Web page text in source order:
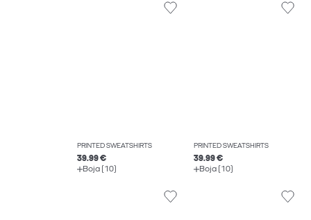
PRINTED SWEATSHIRTS
39.99 €
Boja (10)
PRINTED SWEATSHIRTS
39.99 €
Boja (10)